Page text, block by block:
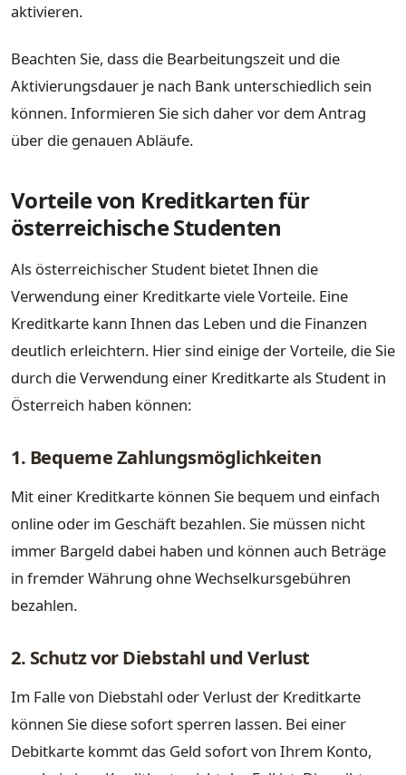
aktivieren.
Beachten Sie, dass die Bearbeitungszeit und die
Aktivierungsdauer je nach Bank unterschiedlich sein
können. Informieren Sie sich daher vor dem Antrag
über die genauen Abläufe.
Vorteile von Kreditkarten für
österreichische Studenten
Als österreichischer Student bietet Ihnen die
Verwendung einer Kreditkarte viele Vorteile. Eine
Kreditkarte kann Ihnen das Leben und die Finanzen
deutlich erleichtern. Hier sind einige der Vorteile, die Sie
durch die Verwendung einer Kreditkarte als Student in
Österreich haben können:
1. Bequeme Zahlungsmöglichkeiten
Mit einer Kreditkarte können Sie bequem und einfach
online oder im Geschäft bezahlen. Sie müssen nicht
immer Bargeld dabei haben und können auch Beträge
in fremder Währung ohne Wechselkursgebühren
bezahlen.
2. Schutz vor Diebstahl und Verlust
Im Falle von Diebstahl oder Verlust der Kreditkarte
können Sie diese sofort sperren lassen. Bei einer
Debitkarte kommt das Geld sofort von Ihrem Konto,